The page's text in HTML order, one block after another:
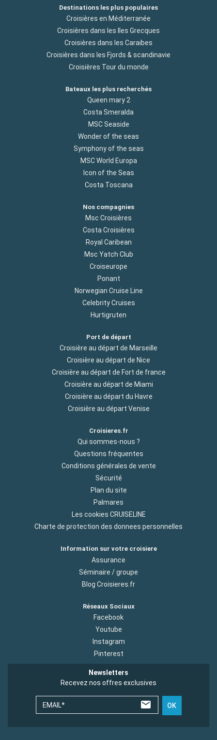
Destinations les plus populaires
Croisières en Méditerranée
Croisières dans les Iles Grecques
Croisières dans les Caraibes
Croisières dans les Fjords & scandinavie
Croisières Tour du monde
Bateaux les plus recherchés
Queen mary 2
Costa Smeralda
MSC Seaside
Wonder of the seas
Symphony of the seas
MSC World Europa
Icon of the Seas
Costa Toscana
Nos compagnies
Msc Croisières
Costa Croisières
Royal Caribean
Msc Yatch Club
Croiseurope
Ponant
Norwegian Cruise Line
Celebrity Cruises
Hurtigruten
Port de départ
Croisière au départ de Marseille
Croisière au départ de Nice
Croisière au départ de Fort de france
Croisière au départ de Miami
Croisière au départ du Havre
Croisière au départ Venise
Croisieres.fr
Qui sommes-nous ?
Questions fréquentes
Conditions générales de vente
Sécurité
Plan du site
Palmares
Les cookies CRUISELINE
Charte de protection des donnees personnelles
Information sur votre croisiere
Assurance
Séminaire / groupe
Blog Croisieres.fr
Réseaux Sociaux
Facebook
Youtube
Instagram
Pinterest
Newsletters
Recevez nos offres exclusives
EMAIL* OK